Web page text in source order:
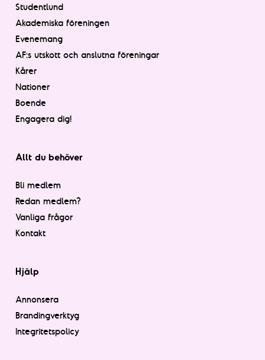
Studentlund
Akademiska föreningen
Evenemang
AF:s utskott och anslutna föreningar
Kårer
Nationer
Boende
Engagera dig!
Allt du behöver
Bli medlem
Redan medlem?
Vanliga frågor
Kontakt
Hjälp
Annonsera
Brandingverktyg
Integritetspolicy